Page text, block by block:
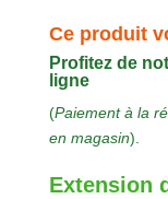
Ce produit
Profitez de
ligne
(Paiement à la
en magasin).
Extension